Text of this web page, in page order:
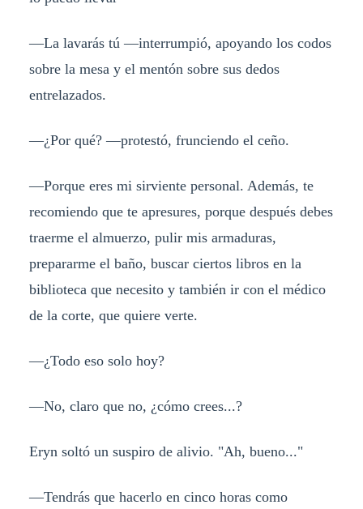
—La lavarás tú —interrumpió, apoyando los codos
sobre la mesa y el mentón sobre sus dedos
entrelazados.
—¿Por qué? —protestó, frunciendo el ceño.
—Porque eres mi sirviente personal. Además, te
recomiendo que te apresures, porque después debes
traerme el almuerzo, pulir mis armaduras,
prepararme el baño, buscar ciertos libros en la
biblioteca que necesito y también ir con el médico
de la corte, que quiere verte.
—¿Todo eso solo hoy?
—No, claro que no, ¿cómo crees...?
Eryn soltó un suspiro de alivio. "Ah, bueno..."
—Tendrás que hacerlo en cinco horas como